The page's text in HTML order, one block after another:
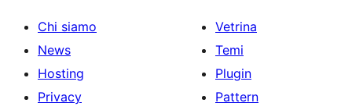
Chi siamo
News
Hosting
Privacy
Vetrina
Temi
Plugin
Pattern